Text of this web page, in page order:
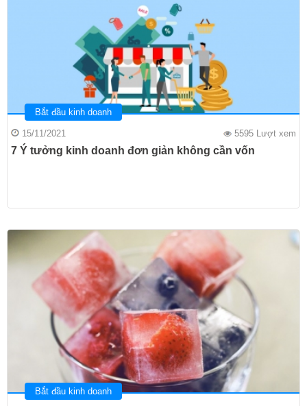
Bắt đầu kinh doanh
15/11/2021 5595 Lượt xem
7 Ý tưởng kinh doanh đơn giản không cần vốn
Bắt đầu kinh doanh